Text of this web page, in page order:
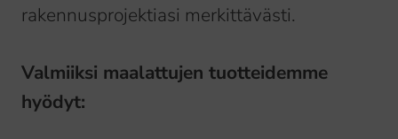
rakennusprojektiasi merkittävästi.
Valmiiksi maalattujen tuotteidemme
hyödyt: